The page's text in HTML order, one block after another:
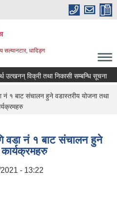
सल्यानटार, धादिङ्ग
नदिजन्य पदार्थ उत्खनन् विक्री तथा निकासी सम्बन्धि सूचना
१ बाट संचालन हुने वडास्तरीय योजना तथा
वडा नं १ बाट संचालन हुने
- 13:22